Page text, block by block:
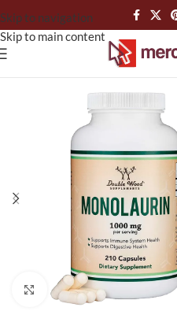
Skip to navigation
Skip to main content
Click to enlarge